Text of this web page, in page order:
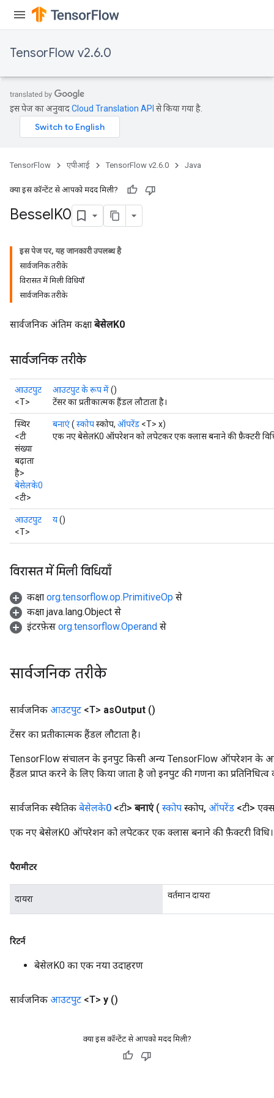
TensorFlow v2.6.0
इस पेज का अनुवादCloud Translation API से किया गया है.
TensorFlow एपीआई TensorFlow v2.6.0 Java
क्या इस कॉन्टेंट से आपको मदद मिली?
BesselK0
इस पेज पर, यह जानकारी उपलब्ध है
सार्वजनिक तरीके
विरासत में मिली विधियाँ
सार्वजनिक तरीके
सार्वजनिक अंतिम कक्षा बेसेलK0
सार्वजनिक तरीके
आउटपुट
<T>
आउटपुट के रूप में()
टेंसर का प्रतीकात्मक हैंडल लौटाता है।
स्थिर
<टी
संख्या
बढ़ाता
है>
बेसेलके0
<टी>
बनाएं( स्कोपस्कोप, ऑपरेंड <T> x)
एक नए बेसेलK0 ऑपरेशन को लपेटकर एक क्लास बनाने की फ़ैक्टरी
आउटपुट
<T>
य()
विरासत में मिली विधियाँ
कक्षा org.tensorflow.op.PrimitiveOp से
कक्षा java.lang.Object से
इंटरफ़ेस org.tensorflow.Operand से
सार्वजनिक तरीके
सार्वजनिक आउटपुट <T> asOutput ()
टेंसर का प्रतीकात्मक हैंडल लौटाता है।
TensorFlow संचालन के इनपुट किसी अन्य TensorFlow ऑपरेशन के
हैंडल प्राप्त करने के लिए किया जाता है जो इनपुट की गणना का प्रतिनिधित्व
सार्वजनिक स्थैतिक बेसेलके0 <टी> बनाएं ( स्कोप स्कोप, ऑपरेंड <टी>
एक नए बेसेलK0 ऑपरेशन को लपेटकर एक क्लास बनाने की फ़ैक्टरी विधि।
पैरामीटर
दायरा वर्तमान दायरा
रिटर्न
बेसेलK0 का एक नया उदाहरण
सार्वजनिक आउटपुट <T> y ()
क्या इस कॉन्टेंट से आपको मदद मिली?